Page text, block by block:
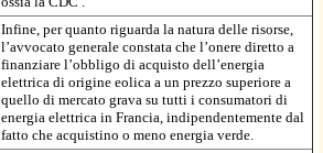
Infine, per quanto riguarda la natura delle risorse,
l’avvocato generale constata che l’onere diretto a
finanziare l’obbligo di acquisto dell’energia
elettrica di origine eolica a un prezzo superiore a
quello di mercato grava su tutti i consumatori di
energia elettrica in Francia, indipendentemente dal
fatto che acquistino o meno energia verde.